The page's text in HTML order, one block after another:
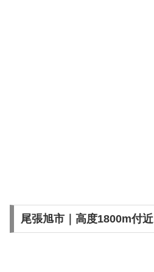
尾張旭市｜高度1800m付近